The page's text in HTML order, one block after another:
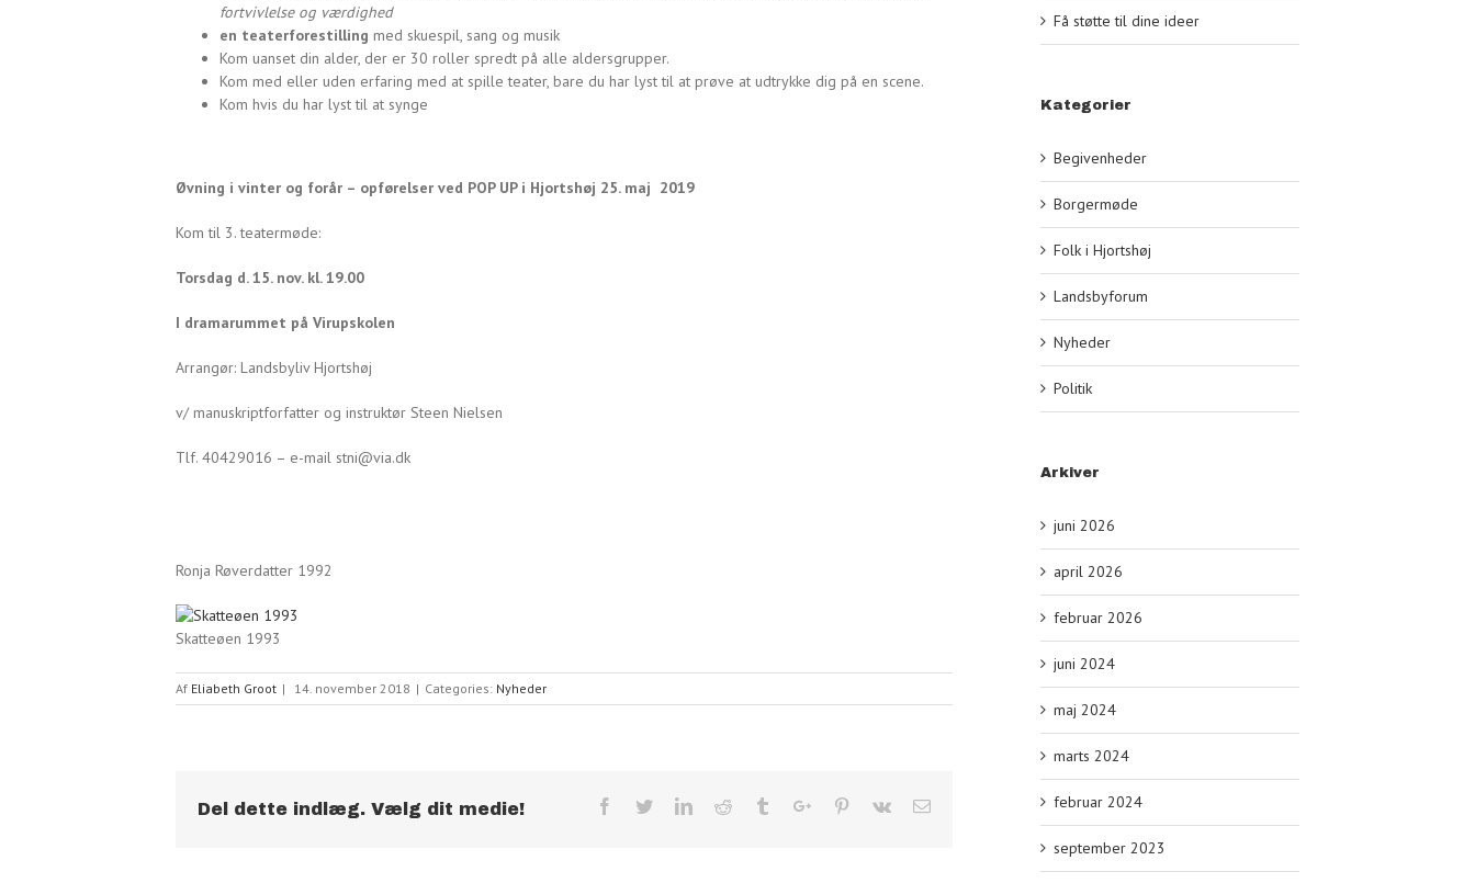
fortvivlelse og værdighed
en teaterforestilling med skuespil, sang og musik
Kom uanset din alder, der er 30 roller spredt på alle aldersgrupper.
Kom med eller uden erfaring med at spille teater, bare du har lyst til at prøve at udtrykke dig på en scene.
Kom hvis du har lyst til at synge
Øvning i vinter og forår – opførelser ved POP UP i Hjortshøj 25. maj 2019
Kom til 3. teatermøde:
Torsdag d. 15. nov. kl. 19.00
I dramarummet på Virupskolen
Arrangør: Landsbyliv Hjortshøj
v/ manuskriptforfatter og instruktør Steen Nielsen
Tlf. 40429016 – e-mail stni@via.dk
Ronja Røverdatter 1992
Skatteøen 1993
Af Eliabeth Groot | 14. november 2018 | Categories: Nyheder
Del dette indlæg. Vælg dit medie! Facebook
TwitterLinkedinReddit TumblrGoogle+Pinterest
Vk Email
Få støtte til dine ideer
Kategorier
Begivenheder
Borgermøde
Folk i Hjortshøj
Landsbyforum
Nyheder
Politik
Arkiver
juni 2026
april 2026
februar 2026
juni 2024
maj 2024
marts 2024
februar 2024
september 2023